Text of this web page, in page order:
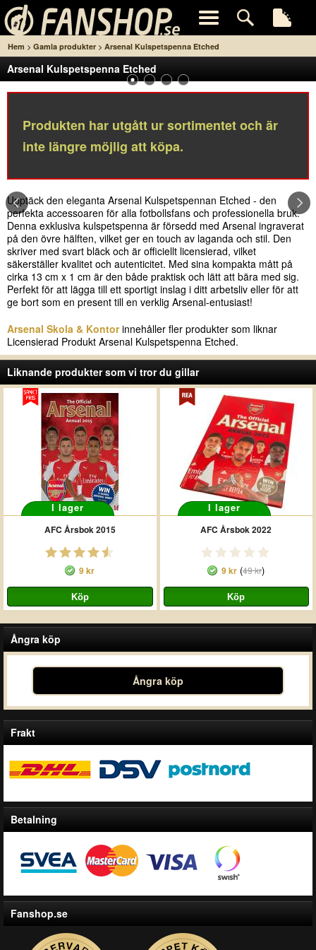
Hem > Gamla produkter > Arsenal Kulspetspenna Etched
Arsenal Kulspetspenna Etched
Produkten har utgått ur sortimentet och är
inte längre möjlig att köpa.
Upptäck den eleganta Arsenal Kulspetspennan Etched - den
perfekta accessoaren för alla fotbollsfans och professionella bruk.
Denna exklusiva kulspetspenna är försedd med Arsenal ingraverat
på den övre hälften, vilket ger en touch av laganda och stil. Den
skriver med svart bläck och är officiellt licensierad, vilket
säkerställer kvalitet och autenticitet. Med sina kompakta mått på
cirka 13 cm x 1 cm är den både praktisk och lätt att bära med sig.
Perfekt för att lägga till ett sportigt inslag i ditt arbetsliv eller för att
ge bort som en present till en verklig Arsenal-entusiast!
Arsenal Skola & Kontorinnehåller fler produkter som liknar
Licensierad Produkt Arsenal Kulspetspenna Etched.
Liknande produkter som vi tror du gillar
I lager
AFC Årsbok 2015
9 kr
I lager
AFC Årsbok 2022
9 kr (49 kr)
Ångra köp
Ångra köp
Frakt
Betalning
Fanshop.se